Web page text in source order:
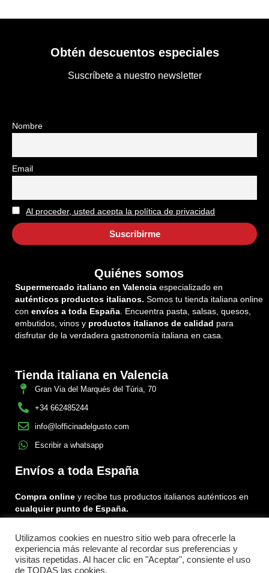
Obtén descuentos especiales
Suscríbete a nuestro newsletter
Nombre
Email
Al proceder, usted acepta la política de privacidad
Quiénes somos
Supermercado italiano en Valencia especializado en
auténticos productos italianos. Somos tu tienda italiana online
con envíos a toda España. Encuentra pasta, salsas, quesos,
embutidos, vinos y productos italianos de calidad para
disfrutar de la verdadera gastronomía italiana en casa.
Tienda italiana en Valencia
Gran Via del Marqués del Túria, 70
+34 662485244
info@lofficinadelgusto.com
Escribir a whatsapp
Envíos a toda España
Compra online y recibe tus productos italianos auténticos en
cualquier punto de España.
Encuéntranos en:
FacebookInstagram
Tiktok
Utilizamos cookies en nuestro sitio web para ofrecerle la
experiencia más relevante al recordar sus preferencias y
visitas repetidas. Al hacer clic en "Aceptar", consiente el uso
de TODAS las cookies.